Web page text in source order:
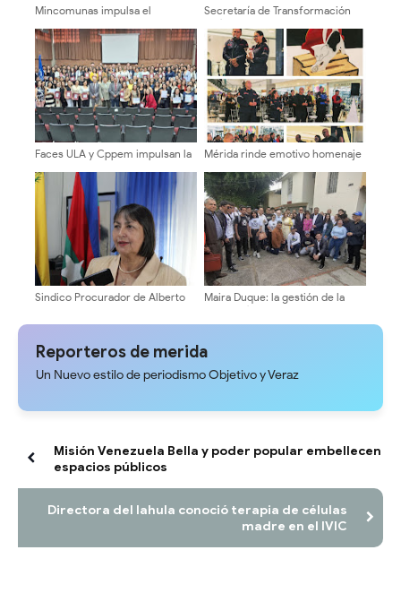
Mincomunas impulsa el
plan de actualización y atención
territorial
Secretaría de Transformación
Política evaluó gestión
semestral en Mérida
Faces ULA y Cppem impulsan la
de certificados a 160
participantes
Mérida rinde emotivo homenaje
en La Guaira
Sindico Procurador de Alberto
responsabilidad exclusiva de sus
Maira Duque: la gestión de la
secretaría de la ULA será abierta
y transparente
Reporteros de merida
Un Nuevo estilo de periodismo Objetivo y Veraz
Misión Venezuela Bella y poder popular embellecen
espacios públicos
Directora del Iahula conoció terapia de células
madre en el IVIC